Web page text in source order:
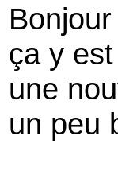
Bonjour
ça y
une
un peu